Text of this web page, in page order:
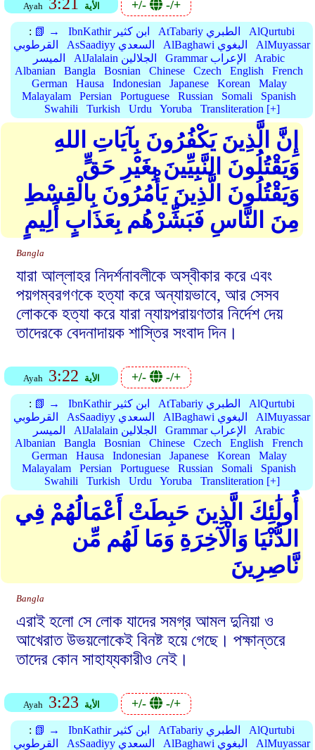
Ayah الأية +/- -/+
: 📗 → IbnKathir ابن كثير AtTabariy الطبري
AlQurtubi
القرطوبي
AsSaadiyy السعدي AlBaghawi البغوي
AlMuyassar
الميسر
AlJalalain الجلالين Grammar الإعراب
Arabic
Albanian
Bangla Bosnian Chinese Czech English
French
German
Hausa Indonesian Japanese Korean
Malay
Malayalam
Persian Portuguese Russian Somali
Spanish
Swahili
Turkish Urdu Yoruba Transliteration [+]
إِنَّ الَّذِينَ يَكْفُرُونَ بِآيَاتِ اللهِ
وَيَقْتُلُونَ النَّبِيِّينَ بِغَيْرِ حَقٍّ
وَيَقْتُلُونَ الَّذِينَ يَأْمُرُونَ بِالْقِسْطِ
مِنَ النَّاسِ فَبَشِّرْهُم بِعَذَابٍ أَلِيمٍ
Bangla
যারা আল্লাহর নিদর্শনাবলীকে অস্বীকার করে এবং
পয়গম্বরগণকে হত্যা করে অন্যায়ভাবে, আর সেসব
লোককে হত্যা করে যারা ন্যায়পরায়ণতার নির্দেশ দেয়
তাদেরকে বেদনাদায়ক শাস্তির সংবাদ দিন।
Ayah 3:22 الأية +/- -/+
: 📗 → IbnKathir ابن كثير AtTabariy الطبري
AlQurtubi
القرطوبي
AsSaadiyy السعدي AlBaghawi البغوي
AlMuyassar
الميسر
AlJalalain الجلالين Grammar الإعراب
Arabic
Albanian
Bangla Bosnian Chinese Czech English
French
German
Hausa Indonesian Japanese Korean
Malay
Malayalam
Persian Portuguese Russian Somali
Spanish
Swahili
Turkish Urdu Yoruba Transliteration [+]
أُولَٰئِكَ الَّذِينَ حَبِطَتْ أَعْمَالُهُمْ فِي
الدُّنْيَا وَالْآخِرَةِ وَمَا لَهُم مِّن
نَّاصِرِينَ
Bangla
এরাই হলো সে লোক যাদের সমগ্র আমল দুনিয়া ও
আখেরাত উভয়লোকেই বিনষ্ট হয়ে গেছে। পক্ষান্তরে
তাদের কোন সাহায্যকারীও নেই।
Ayah 3:23 الأية +/- -/+
: 📗 → IbnKathir ابن كثير AtTabariy الطبري
AlQurtubi
القرطوبي
AsSaadiyy السعدي AlBaghawi البغوي
AlMuyassar